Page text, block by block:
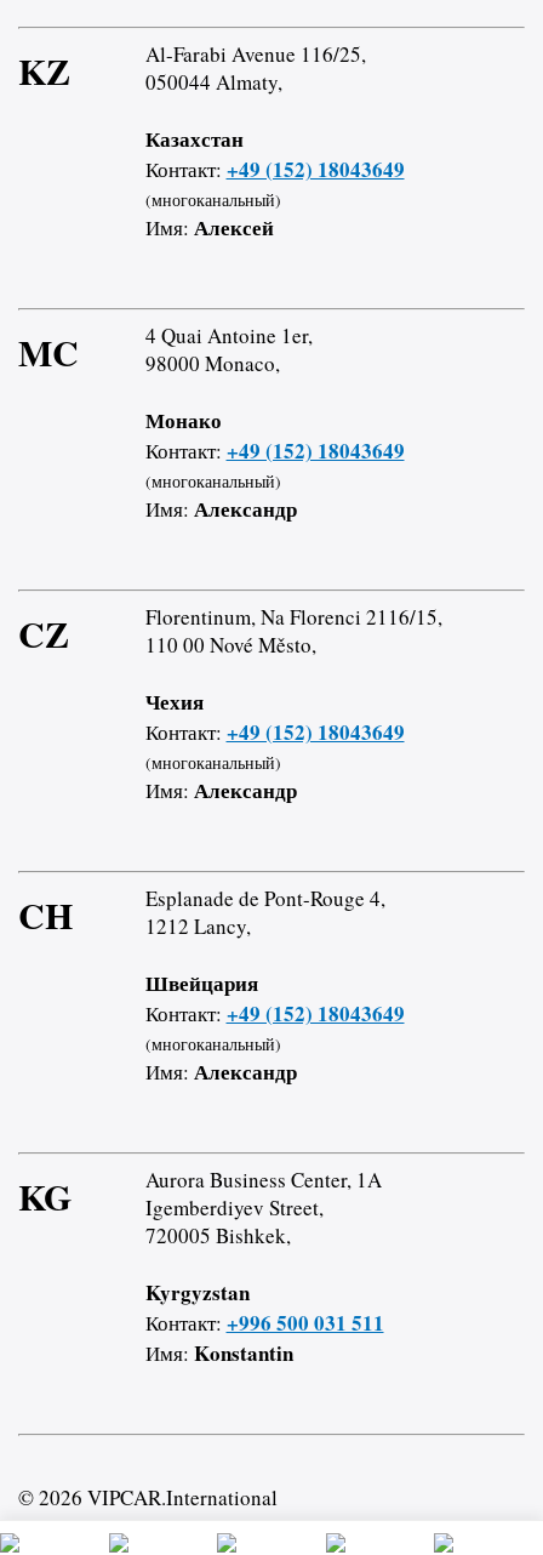
KZ
Al-Farabi Avenue 116/25,
050044 Almaty,
Казахстан
Контакт: +49 (152) 18043649
(многоканальный)
Имя: Алексей
MC
4 Quai Antoine 1er,
98000 Monaco,
Монако
Контакт: +49 (152) 18043649
(многоканальный)
Имя: Александр
CZ
Florentinum, Na Florenci 2116/15,
110 00 Nové Město,
Чехия
Контакт: +49 (152) 18043649
(многоканальный)
Имя: Александр
CH
Esplanade de Pont-Rouge 4,
1212 Lancy,
Швейцария
Контакт: +49 (152) 18043649
(многоканальный)
Имя: Александр
KG
Aurora Business Center, 1A
Igemberdiyev Street,
720005 Bishkek,
Kyrgyzstan
Контакт: +996 500 031 511
Имя: Konstantin
© 2026 VIPCAR.International